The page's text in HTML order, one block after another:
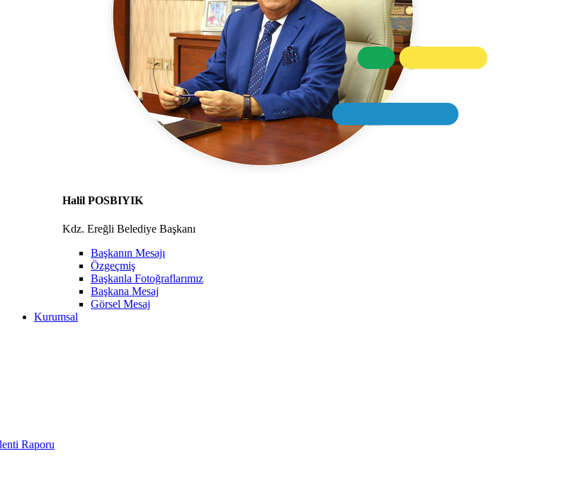
Halil POSBIYIK
Kdz. Ereğli Belediye Başkanı
Başkanın Mesajı
Özgeçmiş
Başkanla Fotoğraflarımız
Başkana Mesaj
Görsel Mesaj
Kurumsal
Raporu